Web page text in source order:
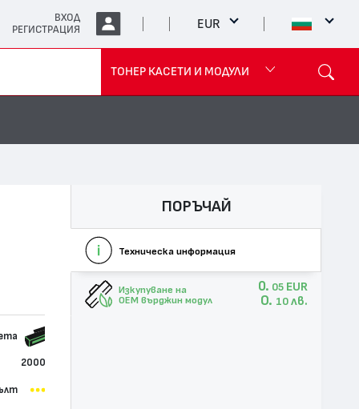
ВХОД
РЕГИСТРАЦИЯ
EUR
ТОНЕР КАСЕТИ И МОДУЛИ
2000
ПОРЪЧАЙ
Техническа информация
Изкупуване на
OEM върджин модул
0. 05 EUR
0. 10 лв.